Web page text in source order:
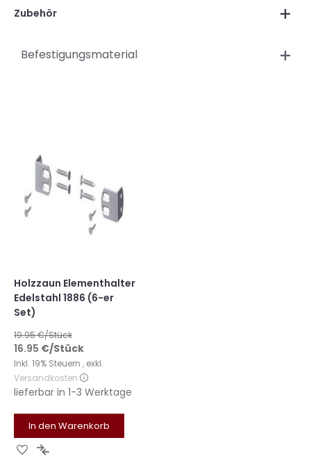
Zubehör
Befestigungsmaterial
Holzzaun Elementhalter
Edelstahl 1886 (6-er
Set)
19.95€/Stück
16.95 €/Stück
Inkl. 19% Steuern , exkl.
Versandkosten
lieferbar in 1-3 Werktage
In den Warenkorb
Zur Zur